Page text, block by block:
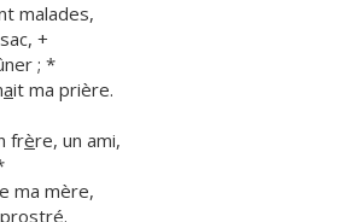
malades,
+
; *
ait ma prière.
frère, un ami,
ma mère,